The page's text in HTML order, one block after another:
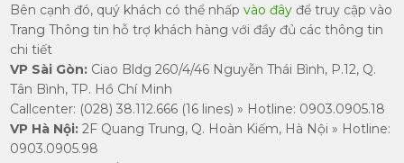
Bên cạnh đó, quý khách có thể nhấpvào đây để truy cập vào
Trang Thông tin hỗ trợ khách hàng với đầy đủ các thông tin
chi tiết
VP Sài Gòn: Ciao Bldg 260/4/46 Nguyễn Thái Bình, P.12, Q.
Tân Bình, TP. Hồ Chí Minh
Callcenter: (028) 38.112.666 (16 lines) » Hotline: 0903.0905.18
​VP Hà Nội:2F Quang Trung, Q. Hoàn Kiếm, Hà Nội » Hotline:
0903.0905.98